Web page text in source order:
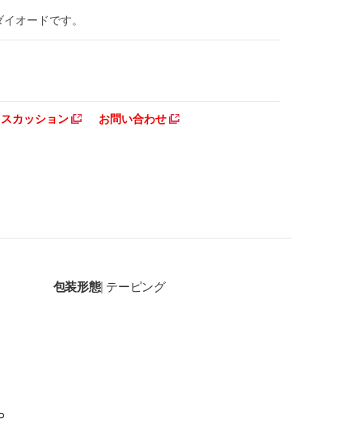
オードです。
カッション お問い合わせ
包装形態| テーピング